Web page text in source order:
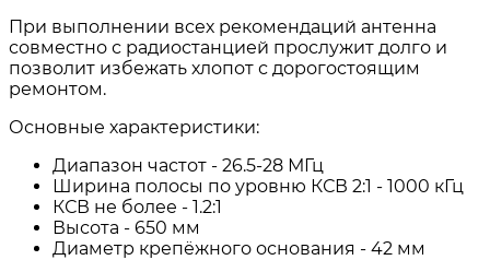
При выполнении всех рекомендаций антенна
совместно с радиостанцией прослужит долго и
позволит избежать хлопот с дорогостоящим
ремонтом.
Основные характеристики:
Диапазон частот - 26.5-28 МГц
Ширина полосы по уровню КСВ 2:1 - 1000 кГц
КСВ не более - 1.2:1
Высота - 650 мм
Диаметр крепёжного основания - 42 мм